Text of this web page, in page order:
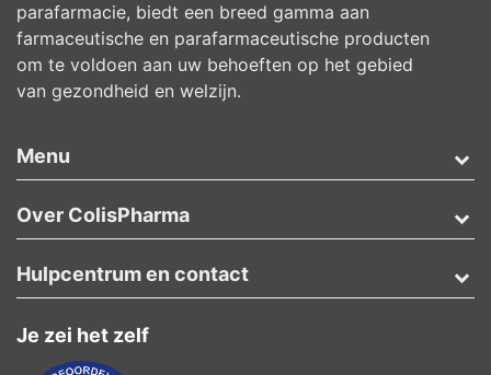
parafarmacie, biedt een breed gamma aan
farmaceutische en parafarmaceutische producten
om te voldoen aan uw behoeften op het gebied
van gezondheid en welzijn.
Menu
Over ColisPharma
Je zei het zelf
Hulpcentrum en contact